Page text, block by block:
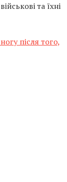
та їхні
після того,